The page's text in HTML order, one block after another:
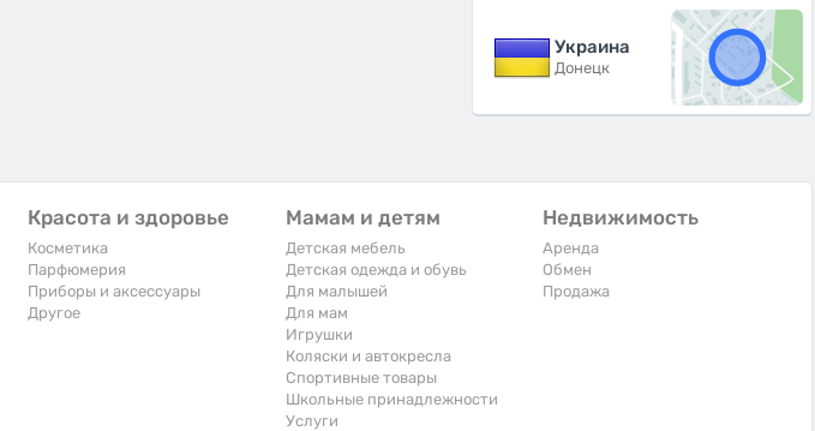
Украина
Донецк
Красота и здоровье
Косметика
Парфюмерия
Приборы и аксессуары
Другое
Мамам и детям
Детская мебель
Детская одежда и обувь
Для малышей
Для мам
Игрушки
Коляски и автокресла
Спортивные товары
Школьные принадлежности
Услуги
Недвижимость
Аренда
Обмен
Продажа